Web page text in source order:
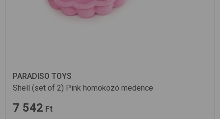
PARADISO TOYS
Shell (set of 2) Pink homokozó medence
7 542 Ft